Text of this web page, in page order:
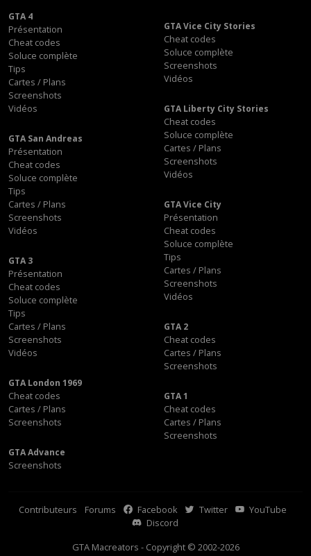
GTA 4
Présentation
Cheat codes
Soluce complète
Tips
Cartes / Plans
Screenshots
Vidéos
GTA Vice City Stories
Cheat codes
Soluce complète
Screenshots
Vidéos
GTA Liberty City Stories
Cheat codes
Soluce complète
Cartes / Plans
Screenshots
Vidéos
GTA San Andreas
Présentation
Cheat codes
Soluce complète
Tips
Cartes / Plans
Screenshots
Vidéos
GTA Vice City
Présentation
Cheat codes
Soluce complète
Tips
Cartes / Plans
Screenshots
Vidéos
GTA 3
Présentation
Cheat codes
Soluce complète
Tips
Cartes / Plans
Screenshots
Vidéos
GTA 2
Cheat codes
Cartes / Plans
Screenshots
GTA London 1969
Cheat codes
Cartes / Plans
Screenshots
GTA 1
Cheat codes
Cartes / Plans
Screenshots
GTA Advance
Screenshots
Contributeurs Forums Facebook Twitter
YouTube
Discord
GTA Macreators - Copyright © 2002-2026